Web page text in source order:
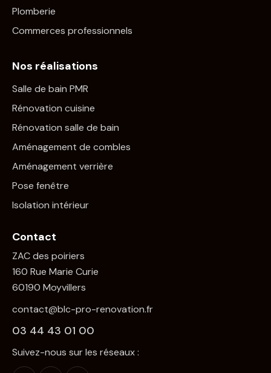
Plomberie
Commerces professionnels
Nos réalisations
Salle de bain PMR
Rénovation cuisine
Rénovation salle de bain
Aménagement de combles
Aménagement verrière
Pose fenêtre
Isolation intérieur
Contact
ZAC des poiriers
160 Rue Marie Curie
60190 Moyvillers
contact@blc-pro-renovation.fr
03 44 43 01 00
Suivez-nous sur les réseaux :